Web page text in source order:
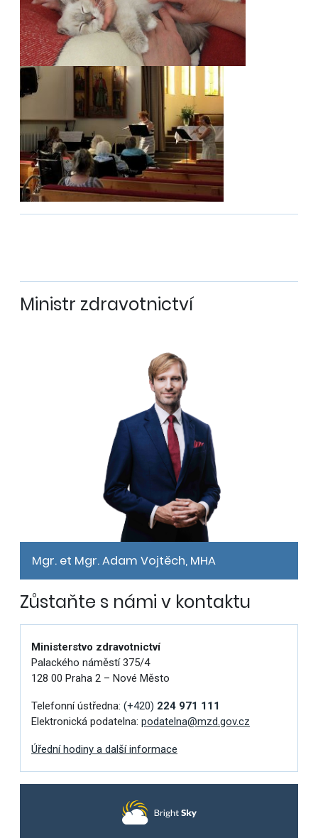
Ministr zdravotnictví
Mgr. et Mgr. Adam Vojtěch, MHA
Zůstaňte s námi v kontaktu
Ministerstvo zdravotnictví
Palackého náměstí 375/4
128 00 Praha 2 – Nové Město
Telefonní ústředna: (+420) 224 971 111
Elektronická podatelna: podatelna@mzd.gov.cz
Úřední hodiny a další informace